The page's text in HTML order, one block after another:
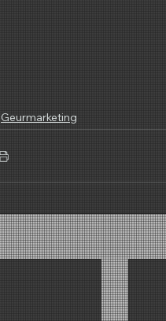
Geurmarketing